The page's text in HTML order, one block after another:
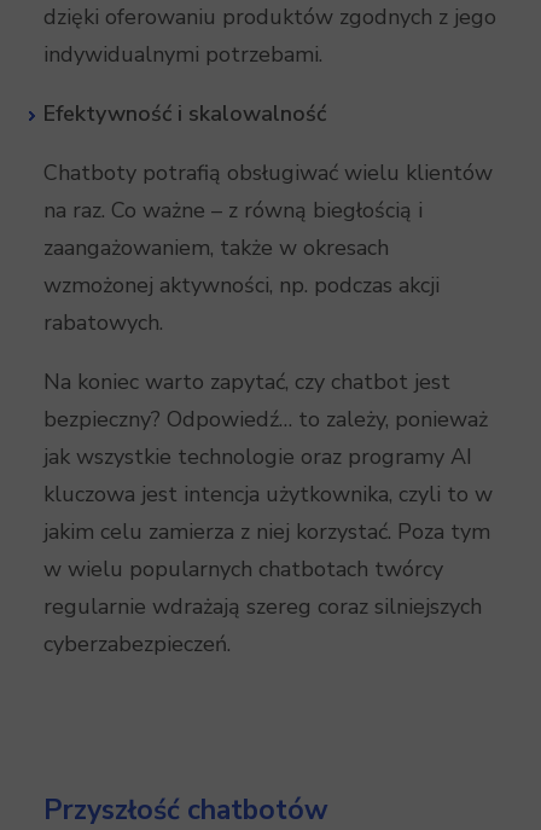
dzięki oferowaniu produktów zgodnych z jego
indywidualnymi potrzebami.
Efektywność i skalowalność
Chatboty potrafią obsługiwać wielu klientów
na raz. Co ważne – z równą biegłością i
zaangażowaniem, także w okresach
wzmożonej aktywności, np. podczas akcji
rabatowych.
Na koniec warto zapytać, czy chatbot jest
bezpieczny? Odpowiedź… to zależy, ponieważ
jak wszystkie technologie oraz programy AI
kluczowa jest intencja użytkownika, czyli to w
jakim celu zamierza z niej korzystać. Poza tym
w wielu popularnych chatbotach twórcy
regularnie wdrażają szereg coraz silniejszych
cyberzabezpieczeń.
Przyszłość chatbotów